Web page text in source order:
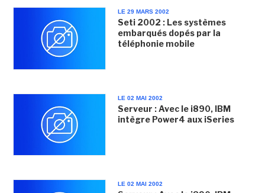
LE 29 MARS 2002
Seti 2002 : Les systèmes
embarqués dopés par la
téléphonie mobile
LE 02 MAI 2002
Serveur : Avec le i890, IBM
intègre Power4 aux iSeries
LE 02 MAI 2002